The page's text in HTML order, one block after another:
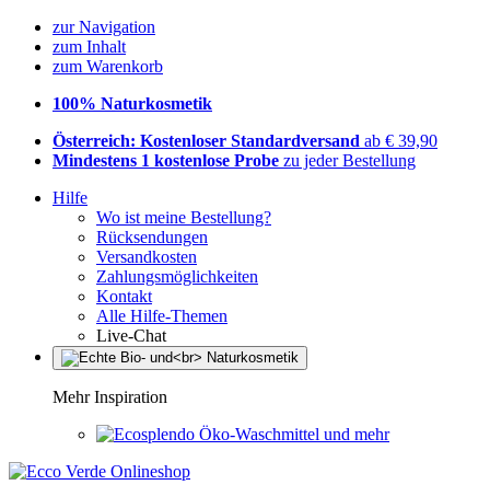
zur Navigation
zum Inhalt
zum Warenkorb
100% Naturkosmetik
Österreich: Kostenloser Standardversand ab € 39,90
Mindestens 1 kostenlose Probe zu jeder Bestellung
Hilfe
Wo ist meine Bestellung?
Rücksendungen
Versandkosten
Zahlungsmöglichkeiten
Kontakt
Alle Hilfe-Themen
Live-Chat
Mehr Inspiration
Öko-Waschmittel und mehr